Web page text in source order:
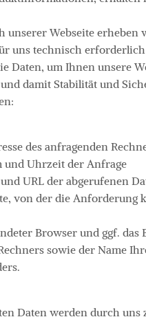
unserer Webseite erheben
uns technisch
Daten, um Ihnen unsere
damit Stabilität und
des anfragenden
und Uhrzeit der Anfrage
URL der abgerufenen
von der die Anforderung
Browser und ggf. das
sowie der Name
Daten werden durch uns